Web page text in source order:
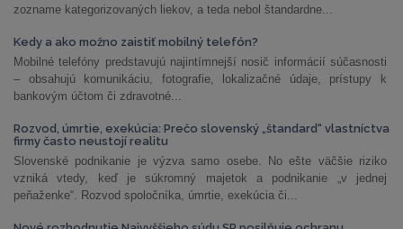
zozname kategorizovaných liekov, a teda nebol štandardne...
Kedy a ako možno zaistiť mobilný telefón?
Mobilné telefóny predstavujú najintímnejší nosič informácií súčasnosti
– obsahujú komunikáciu, fotografie, lokalizačné údaje, prístupy k
bankovým účtom či zdravotné...
Rozvod, úmrtie, exekúcia: Prečo slovenský „štandard“ vlastníctva
firmy často neustojí realitu
Slovenské podnikanie je výzva samo osebe. No ešte väčšie riziko
vzniká vtedy, keď je súkromný majetok a podnikanie „v jednej
peňaženke“. Rozvod spoločníka, úmrtie, exekúcia či...